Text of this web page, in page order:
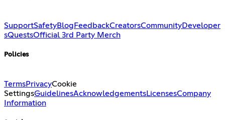
SupportSafetyBlog FeedbackCreatorsCommunityDeveloper
sQuestsOfficial 3rd Party Merch
Policies
TermsPrivacyCookie
SettingsGuidelinesAcknowledgementsLicensesCompany
Information